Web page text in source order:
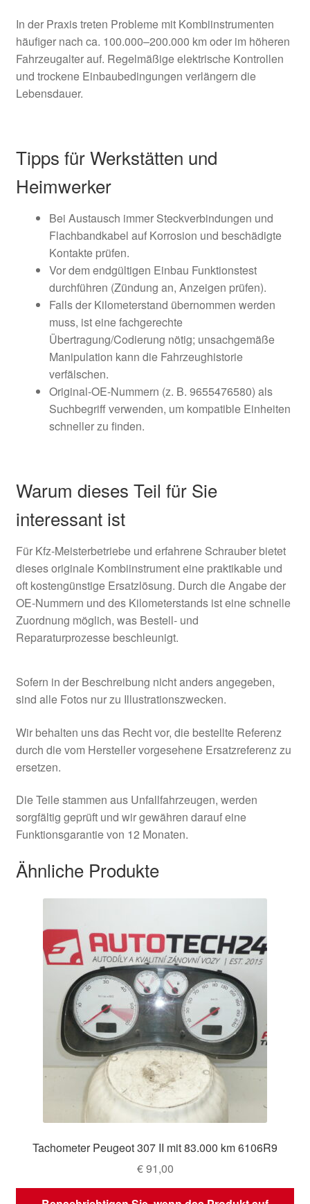
In der Praxis treten Probleme mit Kombiinstrumenten
häufiger nach ca. 100.000–200.000 km oder im höheren
Fahrzeugalter auf. Regelmäßige elektrische Kontrollen
und trockene Einbaubedingungen verlängern die
Lebensdauer.
Tipps für Werkstätten und
Heimwerker
Bei Austausch immer Steckverbindungen und
Flachbandkabel auf Korrosion und beschädigte
Kontakte prüfen.
Vor dem endgültigen Einbau Funktionstest
durchführen (Zündung an, Anzeigen prüfen).
Falls der Kilometerstand übernommen werden
muss, ist eine fachgerechte
Übertragung/Codierung nötig; unsachgemäße
Manipulation kann die Fahrzeughistorie
verfälschen.
Original-OE-Nummern (z. B. 9655476580) als
Suchbegriff verwenden, um kompatible Einheiten
schneller zu finden.
Warum dieses Teil für Sie
interessant ist
Für Kfz-Meisterbetriebe und erfahrene Schrauber bietet
dieses originale Kombiinstrument eine praktikable und
oft kostengünstige Ersatzlösung. Durch die Angabe der
OE-Nummern und des Kilometerstands ist eine schnelle
Zuordnung möglich, was Bestell- und
Reparaturprozesse beschleunigt.
Sofern in der Beschreibung nicht anders angegeben,
sind alle Fotos nur zu Illustrationszwecken.
Wir behalten uns das Recht vor, die bestellte Referenz
durch die vom Hersteller vorgesehene Ersatzreferenz zu
ersetzen.
Die Teile stammen aus Unfallfahrzeugen, werden
sorgfältig geprüft und wir gewähren darauf eine
Funktionsgarantie von 12 Monaten.
Ähnliche Produkte
Tachometer Peugeot 307 II mit 83.000 km 6106R9
€91,00